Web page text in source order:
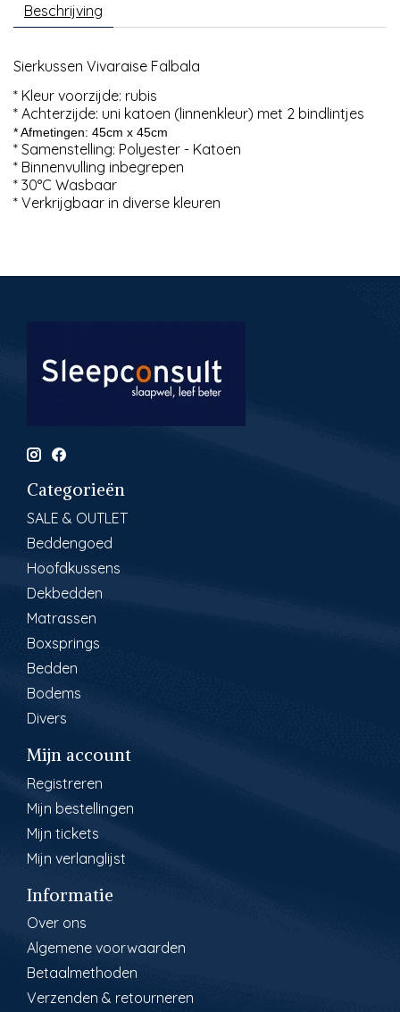
Beschrijving
Sierkussen Vivaraise Falbala
* Kleur voorzijde: rubis
* Achterzijde: uni katoen (linnenkleur) met 2 bindlintjes
* Afmetingen: 45cm x 45cm
* Samenstelling: Polyester - Katoen
* Binnenvulling inbegrepen
* 30°C Wasbaar
* Verkrijgbaar in diverse kleuren
Categorieën
SALE & OUTLET
Beddengoed
Hoofdkussens
Dekbedden
Matrassen
Boxsprings
Bedden
Bodems
Divers
Mijn account
Registreren
Mijn bestellingen
Mijn tickets
Mijn verlanglijst
Informatie
Over ons
Algemene voorwaarden
Betaalmethoden
Verzenden & retourneren